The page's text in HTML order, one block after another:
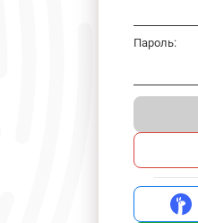
Пароль: